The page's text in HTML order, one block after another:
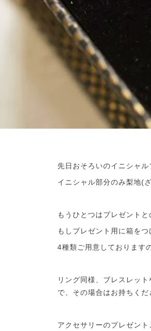
先日おそろいのイニシャ
イニシャル部分のみ梨地(
もうひとつはプレゼント
もしプレゼント用に箱を
4種類ご用意しております
リング同様、ブレスレッ
で、その場合はお持ちくだ
アクセサリーのプレゼン